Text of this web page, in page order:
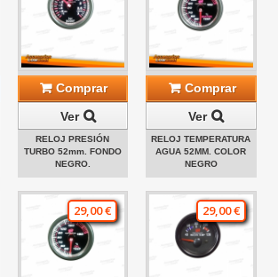
Comprar
Ver
RELOJ PRESIÓN
TURBO 52mm. FONDO
NEGRO.
Comprar
Ver
RELOJ TEMPERATURA
AGUA 52MM. COLOR
NEGRO
29,00 € 29,00 €